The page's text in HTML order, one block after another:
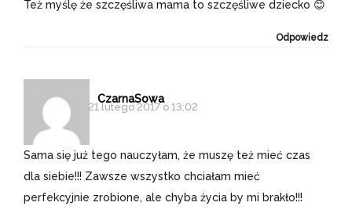
Też myślę że szczęśliwa mama to szczęśliwe dziecko 😊
Odpowiedz
CzarnaSowa
21 lutego 2017 o 13:02
Sama się już tego nauczyłam, że muszę też mieć czas
dla siebie!!! Zawsze wszystko chciałam mieć
perfekcyjnie zrobione, ale chyba życia by mi brakło!!!